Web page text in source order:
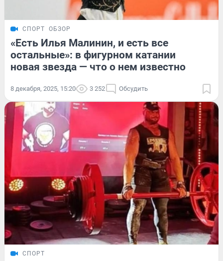
СПОРТ ОБЗОР
«Есть Илья Малинин, и есть все
остальные»: в фигурном катании
новая звезда — что о нем известно
8 декабря, 2025, 15:20 3 252 Обсудить
СПОРТ